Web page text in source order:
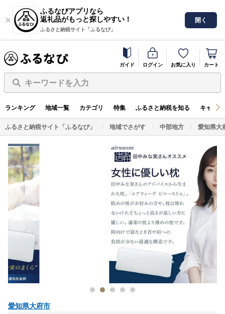
ふるなびアプリなら
返礼品がもっと探しやすい！
ふるさと納税サイト「ふるなび」
開く
ガイド ログイン お気に入り カート
キーワードを入力
ランキング 地域一覧 カテゴリ 特集 ふるさと納税を知る キャン
ふるさと納税サイト「ふるなび」 地域でさがす 中部地方 愛知県大
愛知県大府市